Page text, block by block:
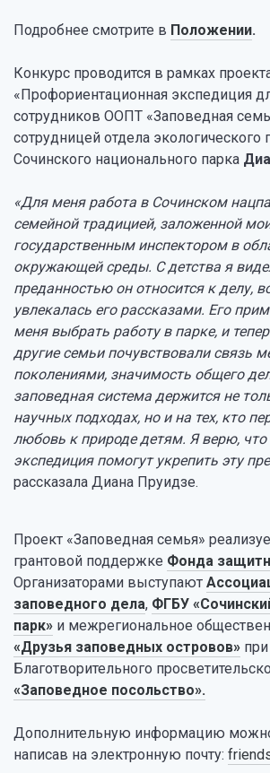
Подробнее смотрите в Положении.
Конкурс проводится в рамках
«Профориентационная экспедиция
сотрудников ООПТ «Заповедная
сотрудницей отдела
Сочинского национального парка
«Для меня работа в Сочинском
семейной традицией, заложенной
государственным инспектором в
окружающей среды. С детства я
преданностью он относится к делу,
увлекалась его рассказами. Его
меня выбрать работу в парке, и
другие семьи почувствовали связь
поколениями, значимость общего
заповедная система держится не
научных подходах, но и на тех, кто
любовь к природе детям. Я верю, что
экспедиция помогут укрепить эту
рассказала Диана Пруидзе.
Проект «Заповедная семья»
грантовой поддержке Фонда
Организаторами выступают
заповедного дела, ФГБУ
парк» и межрегиональное
«Друзья заповедных островов»
Благотворительного
«Заповедное посольство».
Дополнительную информацию
написав на электронную почту: